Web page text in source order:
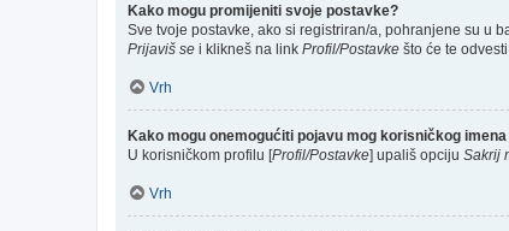
Kako mogu promijeniti svoje postavke?
Sve tvoje postavke, ako si registriran/a, pohranjene su u
Prijaviš se i klikneš na link Profil/Postavke što će te
Vrh
Kako mogu onemogućiti pojavu mog korisničkog
U korisničkom profilu [Profil/Postavke] upališ opciju Sakrij
Vrh